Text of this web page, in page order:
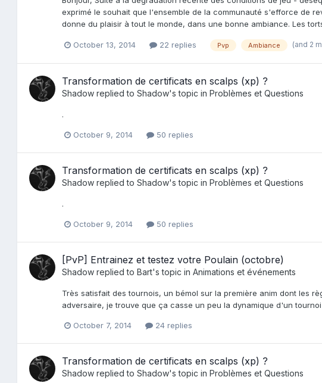
exprimé le souhait que l'ensemble de la communauté s'efforce de
donne du plaisir à tout le monde, dans une bonne ambiance. Les
October 13, 2014 22 replies Pvp Ambiance (and 2
Transformation de certificats en scalps (xp) ?
Shadow replied to Shadow's topic in Problèmes et Questions
.
October 9, 2014 50 replies
Transformation de certificats en scalps (xp) ?
Shadow replied to Shadow's topic in Problèmes et Questions
.
October 9, 2014 50 replies
[PvP] Entrainez et testez votre Poulain (octobre)
Shadow replied to Bart's topic in Animations et événements
Très satisfait des tournois, un bémol sur la première anim dont les
adversaire, je trouve que ça casse un peu la dynamique d'un
October 7, 2014 24 replies
Transformation de certificats en scalps (xp) ?
Shadow replied to Shadow's topic in Problèmes et Questions